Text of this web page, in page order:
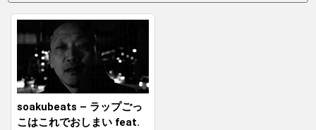
soakubeats – ‬ラップごっ
こはこれでおしまい feat.